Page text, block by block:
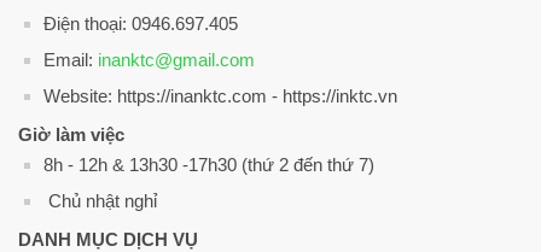
Điện thoại: 0946.697.405
Email: inanktc@gmail.com
Website: https://inanktc.com - https://inktc.vn
Giờ làm việc
8h - 12h & 13h30 -17h30 (thứ 2 đến thứ 7)
Chủ nhật nghỉ
DANH MỤC DỊCH VỤ